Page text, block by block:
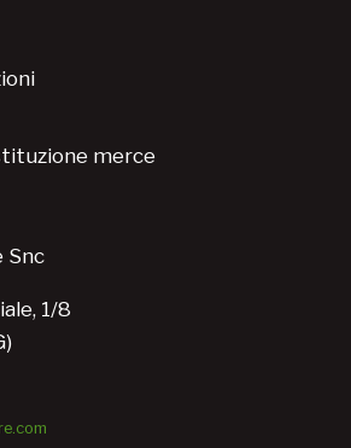
merce
Snc
1/8